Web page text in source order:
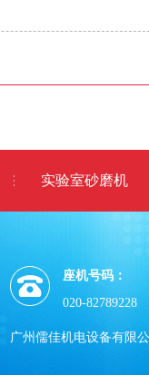
实验室砂磨机
座机号码：
020-82789228
广州儒佳机电设备有限